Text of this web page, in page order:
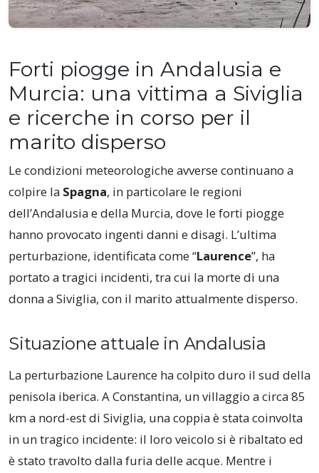
Forti piogge in Andalusia e
Murcia: una vittima a Siviglia
e ricerche in corso per il
marito disperso
Le condizioni meteorologiche avverse continuano a
colpire la Spagna, in particolare le regioni
dell’Andalusia e della Murcia, dove le forti piogge
hanno provocato ingenti danni e disagi. L’ultima
perturbazione, identificata come “Laurence”, ha
portato a tragici incidenti, tra cui la morte di una
donna a Siviglia, con il marito attualmente disperso.
Situazione attuale in Andalusia
La perturbazione Laurence ha colpito duro il sud della
penisola iberica. A Constantina, un villaggio a circa 85
km a nord-est di Siviglia, una coppia è stata coinvolta
in un tragico incidente: il loro veicolo si è ribaltato ed
è stato travolto dalla furia delle acque. Mentre i